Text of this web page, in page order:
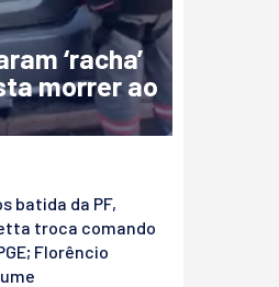
‘racha’
morrer ao
batida da PF,
troca comando
Florêncio